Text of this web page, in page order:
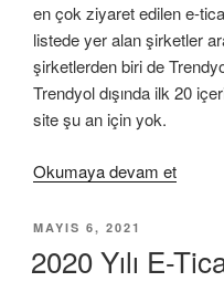
en çok ziyaret edilen e-
listede yer alan şirketler
şirketlerden biri de
Trendyol dışında ilk 20
site şu an için yok.
Okumaya devam et“E-
18.”
YAYIM
MAYIS 6, 2021
2020 Yılı E-